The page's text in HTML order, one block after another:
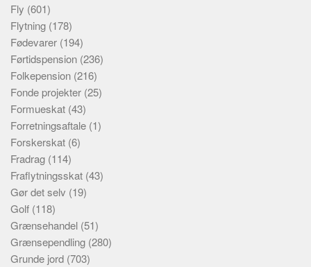
Fly (601)
Flytning (178)
Fødevarer (194)
Førtidspension (236)
Folkepension (216)
Fonde projekter (25)
Formueskat (43)
Forretningsaftale (1)
Forskerskat (6)
Fradrag (114)
Fraflytningsskat (43)
Gør det selv (19)
Golf (118)
Grænsehandel (51)
Grænsependling (280)
Grunde jord (703)